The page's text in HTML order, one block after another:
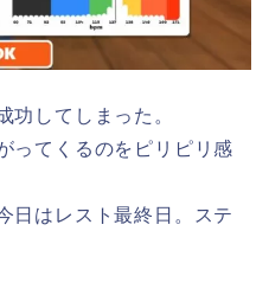
功してしまった。
ってくるのをピリピリ感
日はレスト最終日。ステ